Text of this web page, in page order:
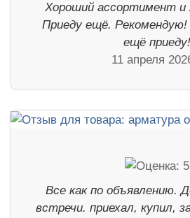
Хороший ассортимент и
Приеду ещё.
ещё приеду!
11 апреля
Все как по объявлению.
встречи. приехал, купил,